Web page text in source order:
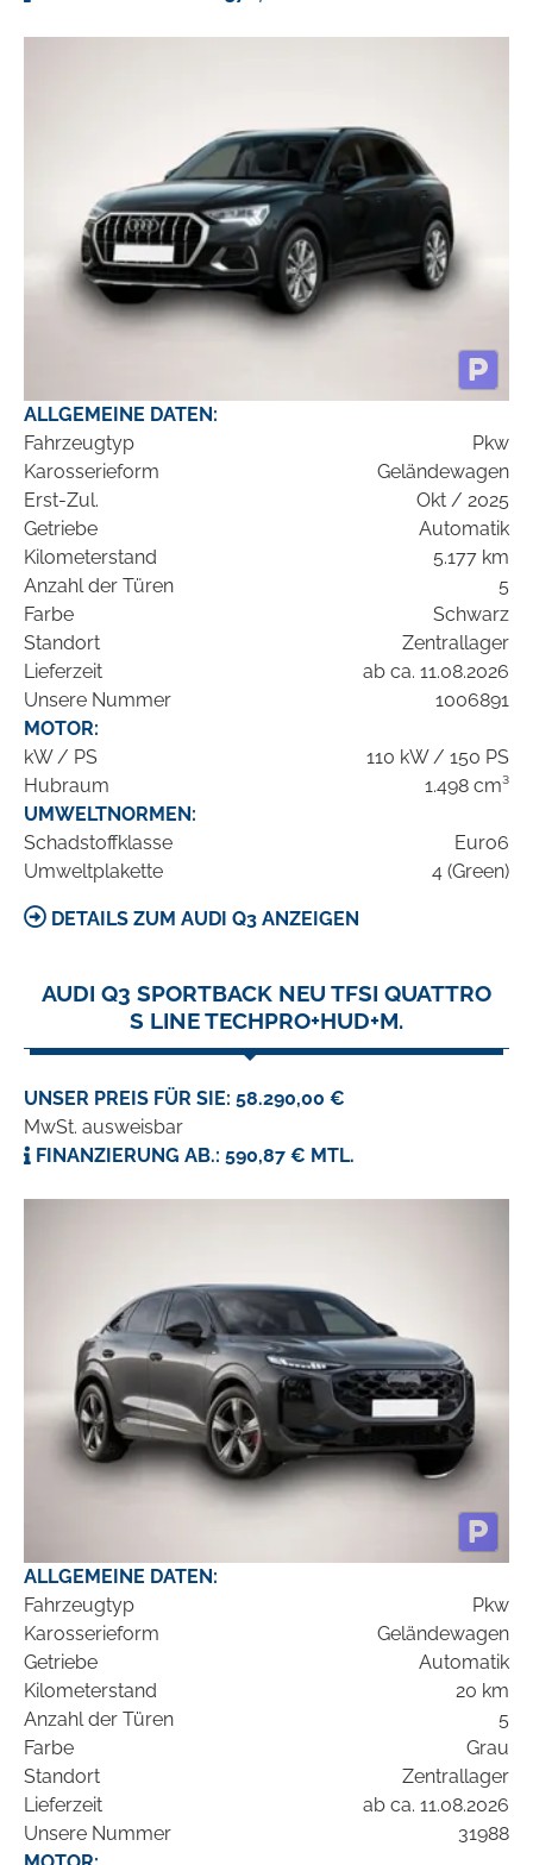
ALLGEMEINE DATEN:
Fahrzeugtyp
Pkw
Karosserieform
Geländewagen
Erst-Zul.
Okt / 2025
Getriebe
Automatik
Kilometerstand
5.177 km
Anzahl der Türen
5
Farbe
Schwarz
Standort
Zentrallager
Lieferzeit
ab ca. 11.08.2026
Unsere Nummer
1006891
MOTOR:
kW / PS
110 kW / 150 PS
Hubraum
1.498 cm³
UMWELTNORMEN:
Schadstoffklasse
Euro6
Umweltplakette
4 (Green)
DETAILS ZUM AUDI Q3 ANZEIGEN
AUDI Q3 SPORTBACK NEU TFSI QUATTRO
S LINE TECHPRO+HUD+M.
UNSER PREIS FÜR SIE: 58.290,00 €
MwSt. ausweisbar
FINANZIERUNG AB.: 590,87 € MTL.
ALLGEMEINE DATEN:
Fahrzeugtyp
Pkw
Karosserieform
Geländewagen
Getriebe
Automatik
Kilometerstand
20 km
Anzahl der Türen
5
Farbe
Grau
Standort
Zentrallager
Lieferzeit
ab ca. 11.08.2026
Unsere Nummer
31988